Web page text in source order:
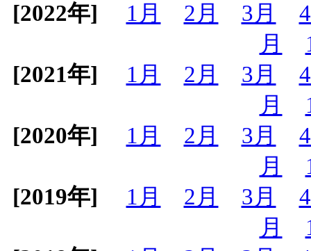
[2022年]
1月 2月 3月
月
[2021年]
1月 2月 3月
月
[2020年]
1月 2月 3月
月
[2019年]
1月 2月 3月
月